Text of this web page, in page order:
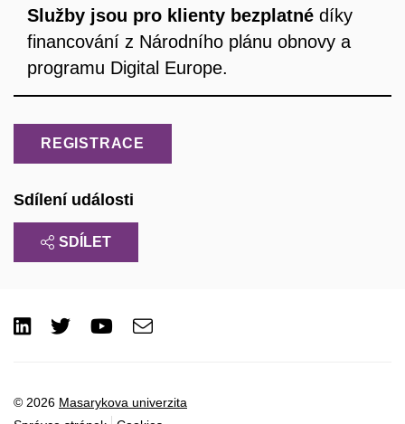
Služby jsou pro klienty bezplatné díky
financování z Národního plánu obnovy a
programu Digital Europe.
REGISTRACE
Sdílení události
SDÍLET
© 2026 Masarykova univerzita
LinkedIn
Twitter
Youtube
e-